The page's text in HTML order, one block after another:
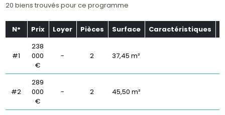
20 biens trouvés pour ce programme
N° Prix Loyer Pièces Surface Caractéristiques
#1
238
000
€
- 2 37,45 m²
#2
289
000
€
- 2 45,50 m²